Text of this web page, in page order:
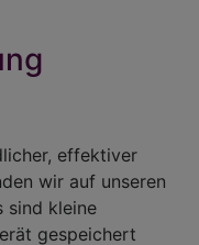
effektiver
wir auf unseren
sind kleine
gespeichert